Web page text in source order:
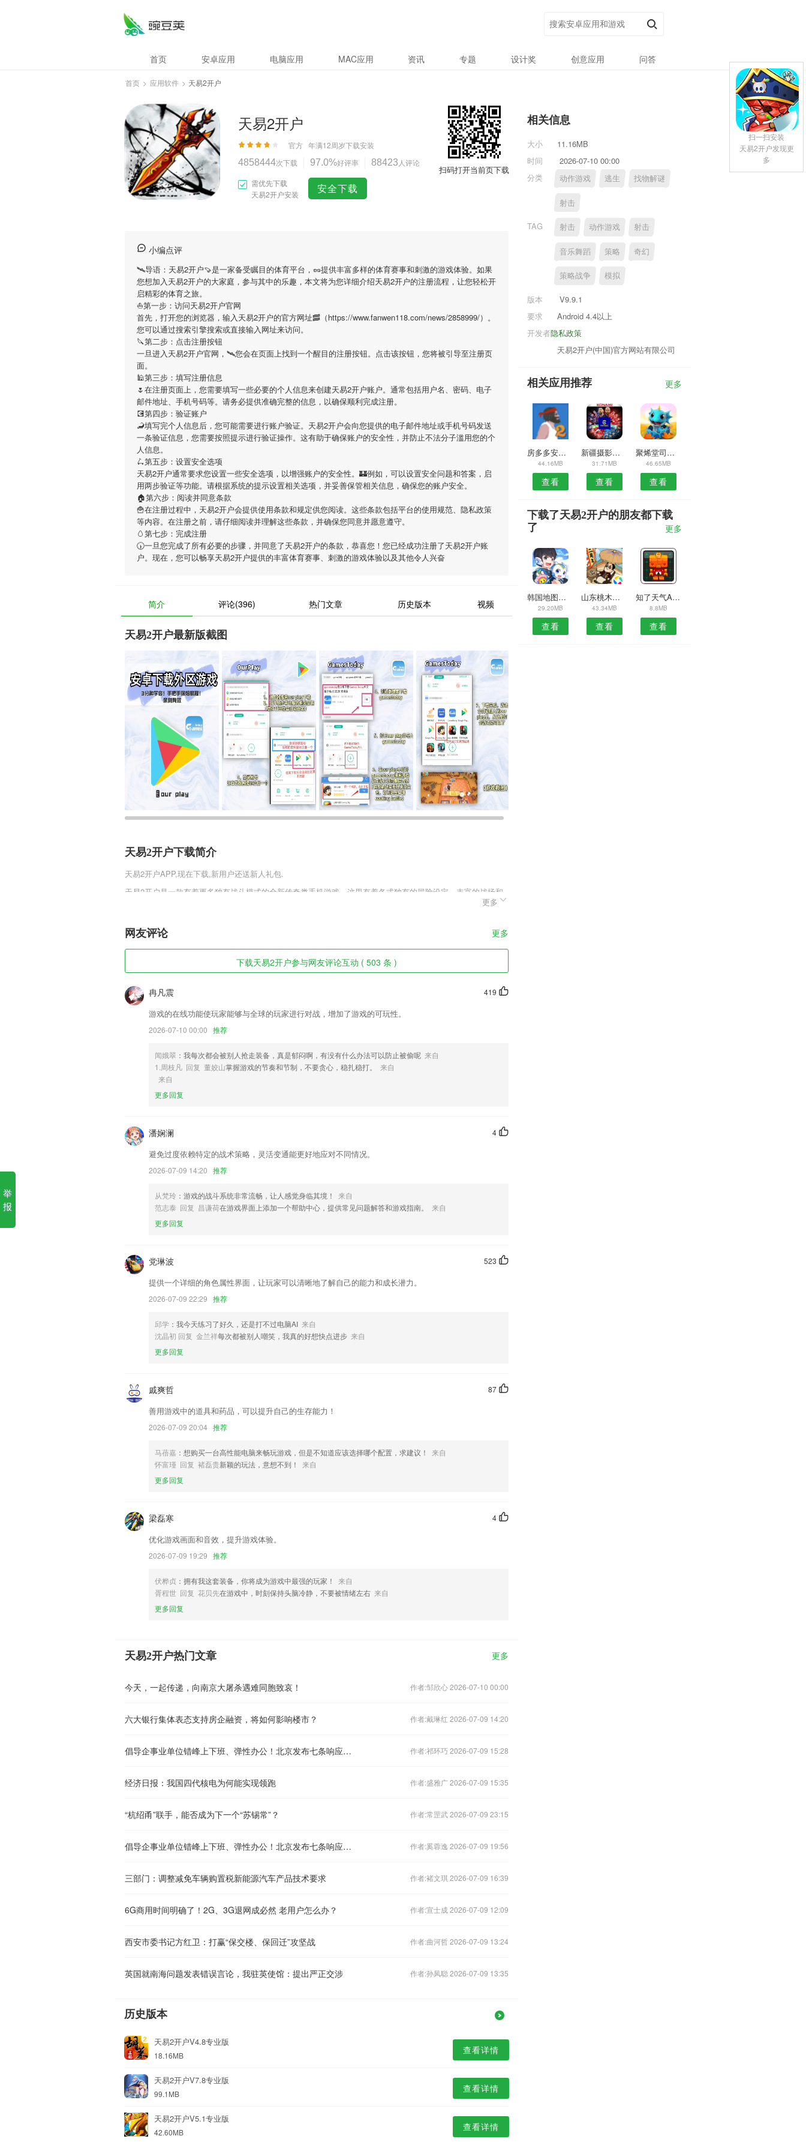
首页 安卓应用 电脑应用 MAC应用 资讯 专题 设计奖 创意应用 问答
首页 > 应用软件 > 天易2开户
天易2开户
官方 年满12周岁下载安装
4858444次下载 97.0%好评率 88423 人评论
需优先下载
天易2开户安装
安全下载
扫码打开当前页下载
小编点评
🛰导语： 天易2开户🍠是一家备受瞩目的体育平台，🥜提供丰富多样的体育赛事和刺激的游戏体验。如果
您想加入 天易2开户的大家庭，参与其中的乐趣，本文将为您详细介绍天易2开户的注册流程，让您轻松开
启精彩的体育之旅。
⛵️第一步：访问天易2开户官网
首先，打开您的浏览器，输入 天易2开户的官方网址🥓（https://www.fanwen118.com/news/2858999/）。
您可以通过搜索引擎搜索或直接输入网址来访问。
🔪第二步：点击注册按钮
一旦进入 天易2开户官网，🛰您会在页面上找到一个醒目的注册按钮。点击该按钮，您将被引导至注册页
面。
🕌第三步：填写注册信息
🌷在注册页面上，您需要填写一些必要的个人信息来创建天易2开户账户。通常包括用户名、密码、电子
邮件地址、手机号码等。请务必提供准确完整的信息，以确保顺利完成注册。
💽第四步：验证账户
🦂填写完个人信息后，您可能需要进行账户验证。 天易2开户会向您提供的电子邮件地址或手机号码发送
一条验证信息，您需要按照提示进行验证操作。这有助于确保账户的安全性，并防止不法分子滥用您的个
人信息。
🛴第五步：设置安全选项
天易2开户通常要求您设置一些安全选项，以增强账户的安全性。🏰例如，可以设置安全问题和答案，启
用两步验证等功能。请根据系统的提示设置相关选项，并妥善保管相关信息，确保您的账户安全。
🏠第六步：阅读并同意条款
🍟在注册过程中， 天易2开户会提供使用条款和规定供您阅读。这些条款包括平台的使用规范、隐私政策
等内容。在注册之前，请仔细阅读并理解这些条款，并确保您同意并愿意遵守。
🥚第七步：完成注册
🕠一旦您完成了所有必要的步骤，并同意了天易2开户的条款，恭喜您！您已经成功注册了天易2开户账
户。现在，您可以畅享天易2开户提供的丰富体育赛事、刺激的游戏体验以及其他令人兴奋
简介 评论(396) 热门文章 历史版本 视频
天易2开户最新版截图
天易2开户下载简介
天易2开户APP,现在下载,新用户还送新人礼包.
天易2开户是一款有着更多独有战斗模式的全新传奇类手机游戏，这里有着各式独有的冒险设定，丰富的战场和
各式创新的玩法模式将会为你提供更多激情和趣味。战斗将会为你带来更多奖励，你可以在无限战斗中找寻更多
天易2开户软件特色
2,主课预约体验：在线预约2265LocoKids家庭浸入式英语试听课；好不好试了就知道；
3,紧扣考试考纲，涵盖全部会计考试职称，畅享便利移动学习生活，随时随地轻松练习；
4,开发商：杭州卡意购信息科技有限公司
5,考试专集精讲教师资格证考试、教师考编考试；
天易2开户软件优势
1.通过自己空余的时间去接一些帮助孩子改作业的任务，还可以获得到一份收益。
2.·考试的时候复习是非常重要的，特别是一些重要的考试，并不是经常会有的，失败就可能要再等一年
4.科学情境教学，是培养学生创新实践能力的重要举措
5.权威名师编写，通关拿证必备
6.·利用多种教学方法与工具全面解决在职人群的学习困难
天易2开户更新了什么?
优化动态评论功能
新版本会增添更便捷的商品管理方式，针对微商的进销存系统。
[修复]部分已知问题。
跳转问题修复
联系我们
以上就是天易2开户的介绍，如果您喜欢这款软件，您可以到应用商店进行打分评论，说出您的使用经历，以帮
助我们更好的对产品进行优化修改。
更多
网友评论 更多
下载天易2开户参与网友评论互动 ( 503 条 )
419
冉凡震
游戏的在线功能使玩家能够与全球的玩家进行对战，增加了游戏的可玩性。
2026-07-10 00:00 推荐
闻娥翠 ：我每次都会被别人抢走装备，真是郁闷啊，有没有什么办法可以防止被偷呢 来自
1.周枝凡 回复 董姣山掌握游戏的节奏和节制，不要贪心，稳扎稳打。
来自
来自
更多回复
4
潘娴澜
避免过度依赖特定的战术策略，灵活变通能更好地应对不同情况。
2026-07-09 14:20 推荐
从梵玲 ：游戏的战斗系统非常流畅，让人感觉身临其境！
来自
范志泰 回复 昌谦荷在游戏界面上添加一个帮助中心，提供常见问题解答和游戏指南。
来自
更多回复
523
党琳波
提供一个详细的角色属性界面，让玩家可以清晰地了解自己的能力和成长潜力。
2026-07-09 22:29 推荐
邱学 ：我今天练习了好久，还是打不过电脑AI 来自
沈晶初 回复 金兰祥每次都被别人嘲笑，我真的好想快点进步 来自
更多回复
87
戚爽哲
善用游戏中的道具和药品，可以提升自己的生存能力！
2026-07-09 20:04 推荐
马蓓嘉 ：想购买一台高性能电脑来畅玩游戏，但是不知道应该选择哪个配置，求建议！
来自
怀富瑾 回复 褚磊贵新颖的玩法，意想不到！
来自
更多回复
4
梁磊寒
优化游戏画面和音效，提升游戏体验。
2026-07-09 19:29 推荐
伏桦贞 ：拥有我这套装备，你将成为游戏中最强的玩家！
来自
胥程世 回复 花贝先在游戏中，时刻保持头脑冷静，不要被情绪左右 来自
更多回复
天易2开户热门文章 更多
今天，一起传递，向南京大屠杀遇难同胞致哀！ 作者:邹欣心 2026-07-10 00:00
六大银行集体表态支持房企融资，将如何影响楼市？ 作者:戴琳红 2026-07-09 14:20
倡导企事业单位错峰上下班、弹性办公！北京发布七条响应措施 作者:祁环巧 2026-07-09 15:28
经济日报：我国四代核电为何能实现领跑 作者:盛雅广 2026-07-09 15:35
“杭绍甬”联手，能否成为下一个“苏锡常”？ 作者:常罡武 2026-07-09 23:15
倡导企事业单位错峰上下班、弹性办公！北京发布七条响应措施 作者:奚蓉逸 2026-07-09 19:56
三部门：调整减免车辆购置税新能源汽车产品技术要求 作者:褚文琪 2026-07-09 16:39
6G商用时间明确了！2G、3G退网成必然 老用户怎么办？ 作者:宣士成 2026-07-09 12:09
西安市委书记方红卫：打赢“保交楼、保回迁”攻坚战 作者:曲河哲 2026-07-09 13:24
英国就南海问题发表错误言论，我驻英使馆：提出严正交涉 作者:孙凤聪 2026-07-09 13:35
历史版本
天易2开户V4.8专业版
18.16MB 查看详情
天易2开户V7.8专业版
99.1MB 查看详情
天易2开户V5.1专业版
42.60MB 查看详情
相关信息
大小
11.16MB
时间
2026-07-10 00:00
分类
动作游戏 逃生 找物解谜
射击
TAG 射击 动作游戏 射击
音乐舞蹈 策略 奇幻
策略战争 模拟
版本
V9.9.1
要求
Android 4.4以上
隐私政策
开发者
天易2开户(中国)官方网站有限公司
相关应用推荐 更多
房多多安卓版
44.16MB
查看
新疆摄影服务APP
31.71MB
查看
聚烯堂司机端APP
46.65MB
查看
下载了天易2开户的朋友都下载
了
更多
韩国地图安卓版
29.20MB
查看
山东桃木工艺安卓版
43.34MB
查看
知了天气APP
8.8MB
查看
扫一扫安装
天易2开户发现更
多
举
报